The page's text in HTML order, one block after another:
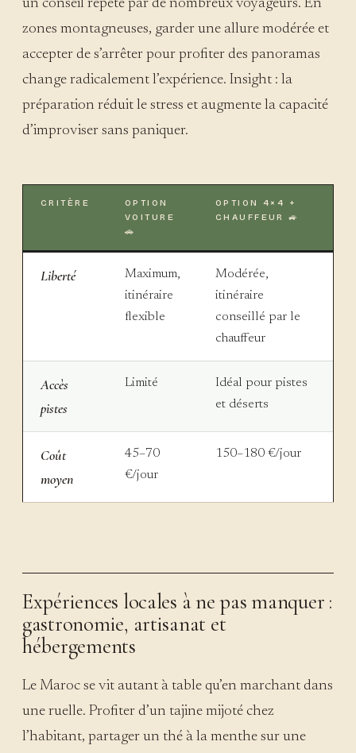
un conseil répété par de nombreux voyageurs. En
zones montagneuses, garder une allure modérée et
accepter de s’arrêter pour profiter des panoramas
change radicalement l’expérience. Insight : la
préparation réduit le stress et augmente la capacité
d’improviser sans paniquer.
CRITÈRE
OPTION
VOITURE
🚗
OPTION 4×4 +
CHAUFFEUR 🚙
Liberté
Maximum,
itinéraire
flexible
Modérée,
itinéraire
conseillé par le
chauffeur
Accès
pistes
Limité
Idéal pour pistes
et déserts
Coût
moyen
45–70
€/jour
150–180 €/jour
Expériences locales à ne pas manquer :
gastronomie, artisanat et
hébergements
Le Maroc se vit autant à table qu’en marchant dans
une ruelle. Profiter d’un tajine mijoté chez
l’habitant, partager un thé à la menthe sur une